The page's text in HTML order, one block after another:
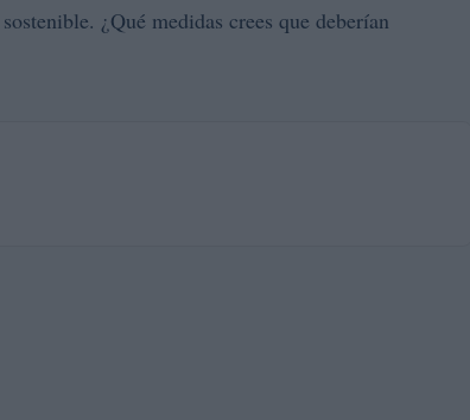
¿Qué medidas crees que deberían